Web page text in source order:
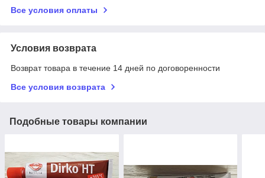
Все условия оплаты
Условия возврата
Возврат товара в течение 14 дней по договоренности
Все условия возврата
Подобные товары компании